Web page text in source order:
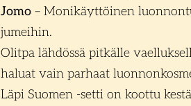
Jomo – Monikäyttöinen
jumeihin.
Olitpa lähdössä pitkälle
haluat vain parhaat
Läpi Suomen -setti on koottu